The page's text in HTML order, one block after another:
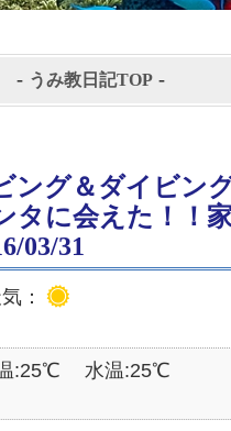
- うみ教日記TOP -
ング＆ダイビン
タに会えた！！
03/31
：
:25℃
水温:25℃